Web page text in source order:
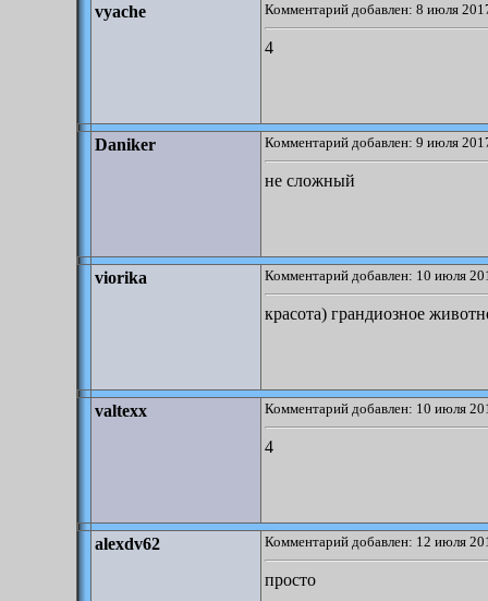
vyache Комментарий добавлен: 8 июля
4
Daniker Комментарий добавлен: 9 июля
не сложный
viorika Комментарий добавлен: 10 июля
красота) грандиозное
valtexx Комментарий добавлен: 10 июля
4
alexdv62 Комментарий добавлен: 12 июля
просто